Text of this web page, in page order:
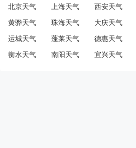
北京天气 上海天气 西安天气
黄骅天气 珠海天气 大庆天气
运城天气 蓬莱天气 德惠天气
衡水天气 南阳天气 宜兴天气